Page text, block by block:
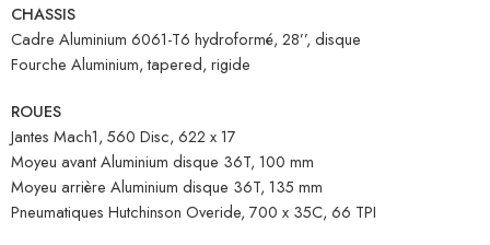
CHASSIS
Cadre Aluminium 6061-T6 hydroformé, 28’’, disque
Fourche Aluminium, tapered, rigide
ROUES
Jantes Mach1, 560 Disc, 622 x 17
Moyeu avant Aluminium disque 36T, 100 mm
Moyeu arrière Aluminium disque 36T, 135 mm
Pneumatiques Hutchinson Overide, 700 x 35C, 66 TPI